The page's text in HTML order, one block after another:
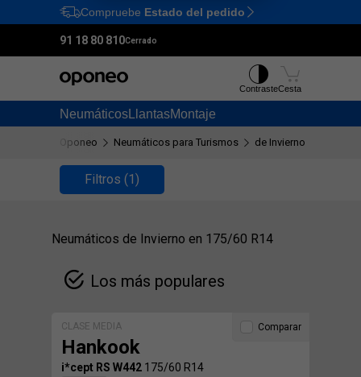
Ctrl M
Compruebe Estado del pedido
91 18 80 810Cerrado
Neumáticos LlantasMontaje
ContrasteCesta
Oponeo Neumáticos para Turismos de Invierno
Filtros (1)
Neumáticos de Invierno en 175/60 R14
Los más populares
CLASE MEDIA
Hankook
i*cept RS W442 175/60 R14
Comparar